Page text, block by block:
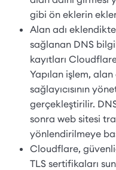
gibi ön eklerin
Alan adı
sağlanan DNS
kayıtları
Yapılan işlem, alan
sağlayıcısının
gerçekleştirilir.
sonra web sitesi
yönlendirilmeye
Cloudflare,
TLS sertifikaları